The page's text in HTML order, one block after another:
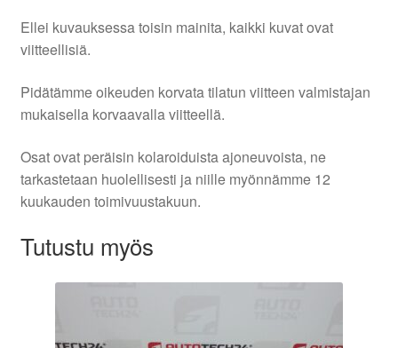
Ellei kuvauksessa toisin mainita, kaikki kuvat ovat
viitteellisiä.
Pidätämme oikeuden korvata tilatun viitteen valmistajan
mukaisella korvaavalla viitteellä.
Osat ovat peräisin kolaroiduista ajoneuvoista, ne
tarkastetaan huolellisesti ja niille myönnämme 12
kuukauden toimivuustakuun.
Tutustu myös